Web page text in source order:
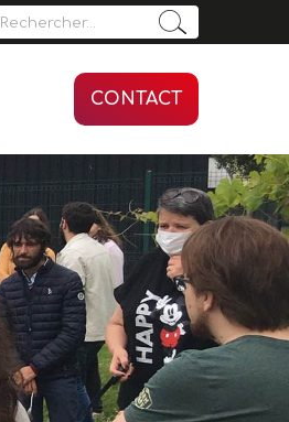
Rechercher :
CONTACT